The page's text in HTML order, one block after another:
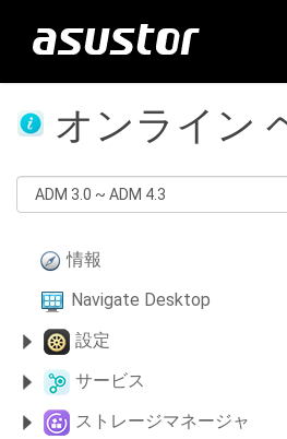
オンライン
情報
Navigate Desktop
設定
サービス
ストレージマネージャ